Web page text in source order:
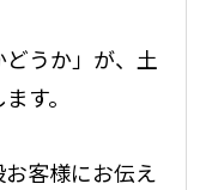
どうか」が、土
す。
客様にお伝え